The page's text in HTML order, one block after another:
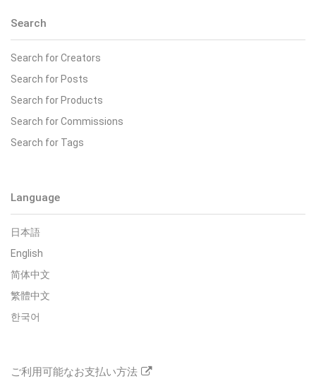
Search
Search for Creators
Search for Posts
Search for Products
Search for Commissions
Search for Tags
Language
日本語
English
简体中文
繁體中文
한국어
ご利用可能なお支払い方法